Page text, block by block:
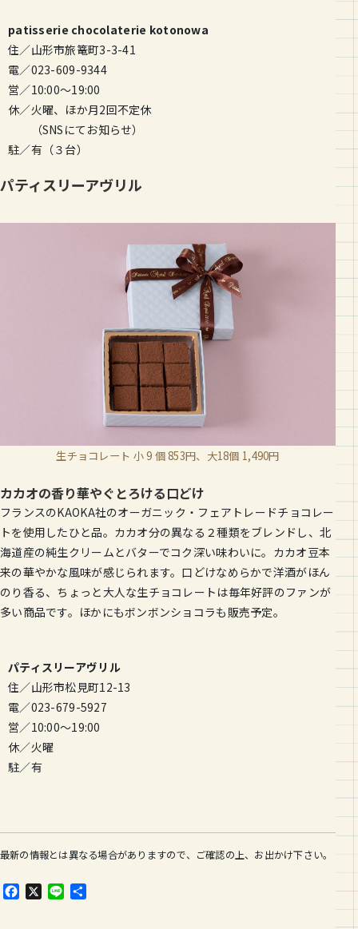
patisserie chocolaterie kotonowa
住／山形市旅篭町3-3-41
電／023-609-9344
営／10:00～19:00
休／火曜、ほか月2回不定休
（SNSにてお知らせ）
駐／有（３台）
パティスリーアヴリル
生チョコレート 小 9 個 853円、 大18個 1,490円
カカオの香り華やぐとろける口どけ
フランスのKAOKA社のオーガニック・フェアトレードチョコレー
トを使用したひと品。カカオ分の異なる２種類をブレンドし、北
海道産の純生クリームとバターでコク深い味わいに。カカオ豆本
来の華やかな風味が感じられます。口どけなめらかで洋酒がほん
のり香る、ちょっと大人な生チョコレートは毎年好評のファンが
多い商品です。ほかにもボンボンショコラも販売予定。
パティスリーアヴリル
住／山形市松見町12-13
電／023-679-5927
営／10:00〜19:00
休／火曜
駐／有
最新の情報とは異なる場合がありますので、ご確認の上、お出かけ下さい。
F
X
L